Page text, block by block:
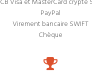
PayPal
Virement bancaire SWIFT
Chèque